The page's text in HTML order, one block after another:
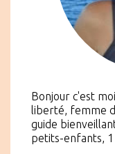
Bonjour c'est
liberté, femme
guide
petits-enfants, 1